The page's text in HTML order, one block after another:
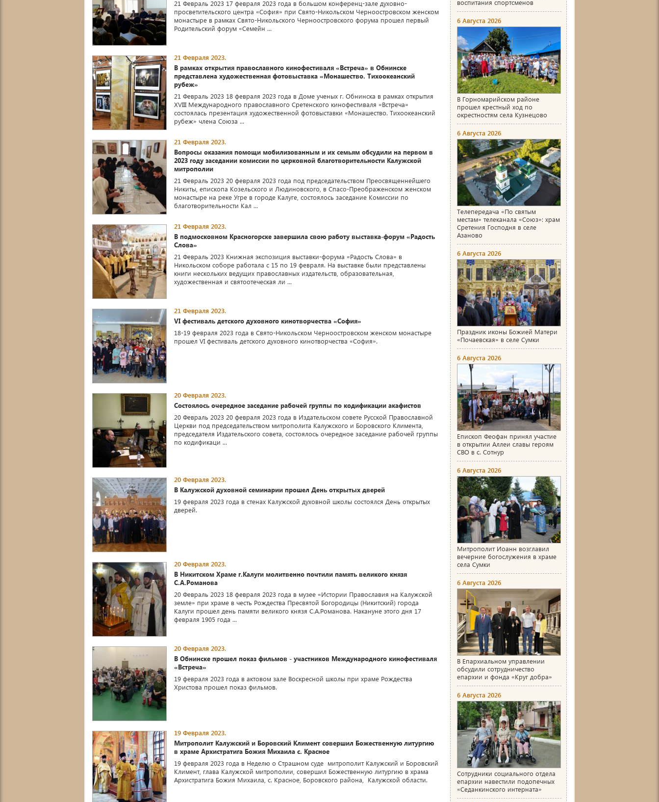
21 Февраль 2023 17 февраля 2023 года в большом конференц-зале духовно-
просветительского центра «София» при Свято-Никольском Черноостровском женском
монастыре в рамках Свято-Никольского Черноостровского форума прошел первый
Родительский форум «Семейн ...
21 Февраля 2023.
В рамках открытия православного кинофестиваля «Встреча» в Обнинске
представлена художественная фотовыставка «Монашество. Тихоокеанский
рубеж»
21 Февраль 2023 18 февраля 2023 года в Доме ученых г. Обнинска в рамках открытия
XVIII Международного православного Сретенского кинофестиваля «Встреча»
состоялась презентация художественной фотовыставки «Монашество. Тихоокеанский
рубеж» члена Союза ...
21 Февраля 2023.
Вопросы оказания помощи мобилизованным и их семьям обсудили на первом в
2023 году заседании комиссии по церковной благотворительности Калужской
митрополии
21 Февраль 2023 20 февраля 2023 года под председательством Преосвященнейшего
Никиты, епископа Козельского и Людиновского, в Спасо-Преображенском женском
монастыре на реке Угре в городе Калуге, состоялось заседание Комиссии по
благотворительности Кал ...
21 Февраля 2023.
В подмосковном Красногорске завершила свою работу выставка-форум «Радость
Слова»
21 Февраль 2023 Книжная экспозиция выставки-форума «Радость Слова» в
Никольском соборе работала с 15 по 19 февраля. На выставке были представлены
книги нескольких ведущих православных издательств, образовательная,
художественная и святоотеческая ли ...
21 Февраля 2023.
VI фестиваль детского духовного кинотворчества «София»
18-19 февраля 2023 года в Свято-Никольском Черноостровском женском монастыре
прошел VI фестиваль детского духовного кинотворчества «София».
20 Февраля 2023.
Состоялось очередное заседание рабочей группы по кодификации акафистов
20 Февраль 2023 20 февраля 2023 года в Издательском совете Русской Православной
Церкви под председательством митрополита Калужского и Боровского Климента,
председателя Издательского совета, состоялось очередное заседание рабочей группы
по кодификаци ...
20 Февраля 2023.
В Калужской духовной семинарии прошел День открытых дверей
19 февраля 2023 года в стенах Калужской духовной школы состоялся День открытых
дверей.
20 Февраля 2023.
В Никитском Храме г.Калуги молитвенно почтили память великого князя
С.А.Романова
20 Февраль 2023 18 февраля 2023 года в музее «Истории Православия на Калужской
земле» при храме в честь Рождества Пресвятой Богородицы (Никитский) города
Калуги прошел день памяти великого князя С.А.Романова. Накануне этого дня 17
февраля 1905 года ...
20 Февраля 2023.
В Обнинске прошел показ фильмов - участников Международного кинофестиваля
«Встреча»
19 февраля 2023 года в актовом зале Воскресной школы при храме Рождества
Христова прошел показ фильмов.
19 Февраля 2023.
Митрополит Калужский и Боровский Климент совершил Божественную литургию
в храме Архистратига Божия Михаила с. Красное
19 февраля 2023 года в Неделю о Страшном суде митрополит Калужский и Боровский
Климент, глава Калужской митрополии, совершил Божественную литургию в храма
Архистратига Божия Михаила, с. Красное, Боровского района, Калужской области.
воспитания спортсменов
6 Августа 2026
В Горномарийском районе
прошел крестный ход по
окрестностям села Кузнецово
6 Августа 2026
Телепередача «По святым
местам» телеканала «Союз»: храм
Сретения Господня в селе
Азаново
6 Августа 2026
Праздник иконы Божией Матери
«Почаевская» в селе Сумки
6 Августа 2026
Епископ Феофан принял участие
в открытии Аллеи славы героям
СВО в с. Сотнур
6 Августа 2026
Митрополит Иоанн возглавил
вечерние богослужения в храме
села Сумки
6 Августа 2026
В Епархиальном управлении
обсудили сотрудничество
епархии и фонда «Круг добра»
6 Августа 2026
Сотрудники социального отдела
епархии навестили подопечных
«Седанкинского интерната»